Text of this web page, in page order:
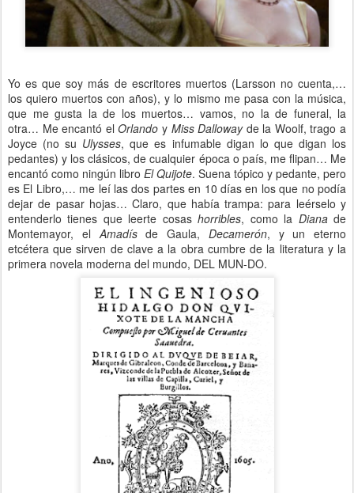
Yo es que soy más de escritores muertos (Larsson no cuenta,…
los quiero muertos con años), y lo mismo me pasa con la música,
que me gusta la de los muertos… vamos, no la de funeral, la
otra… Me encantó elOrlando y Miss Dallowayde la Woolf, trago a
Joyce (no su Ulysses, que es infumable digan lo que digan los
pedantes) y los clásicos, de cualquier época o país, me flipan… Me
encantó como ningún libro El Quijote. Suena tópico y pedante, pero
es El Libro,… me leí las dos partes en 10 días en los que no podía
dejar de pasar hojas… Claro, que había trampa: para leérselo y
entenderlo tienes que leerte cosashorribles, como la Dianade
Montemayor, elAmadísde Gaula, Decamerón, y un eterno
etcétera que sirven de clave a la obra cumbre de la literatura y la
primera novela moderna del mundo, DEL MUN-DO.